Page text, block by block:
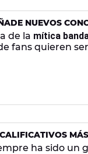
NUEVOS
de la mítica
fans quieren
A OTROS MÚSICOS
ha sido un